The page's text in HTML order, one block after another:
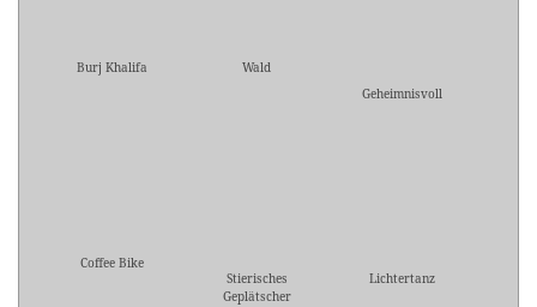
Burj Khalifa
Wald
Geheimnisvoll
Coffee Bike
Stierisches
Geplätscher
Lichtertanz